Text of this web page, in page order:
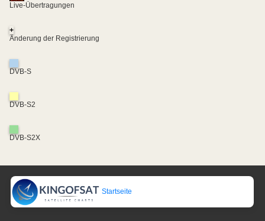
Live-Übertragungen
+
Änderung der Registrierung
DVB-S
DVB-S2
DVB-S2X
Startseite